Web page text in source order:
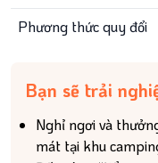
Combo tour du
lịch Nha Trang
Phương thức quy đổi
Bạn sẽ trải
Nghỉ ngơi và
mát tại khu